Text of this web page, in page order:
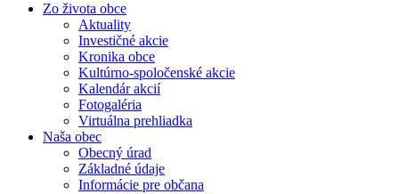
Zo života obce
Aktuality
Investičné akcie
Kronika obce
Kultúrno-spoločenské akcie
Kalendár akcií
Fotogaléria
Virtuálna prehliadka
Naša obec
Obecný úrad
Základné údaje
Informácie pre občana